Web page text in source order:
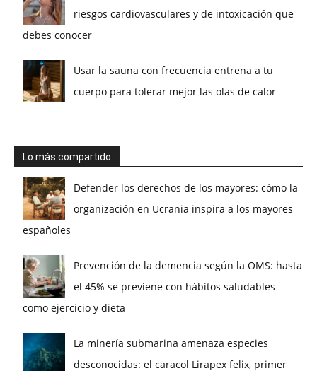
riesgos cardiovasculares y de intoxicación que
debes conocer
Usar la sauna con frecuencia entrena a tu
cuerpo para tolerar mejor las olas de calor
Lo más compartido
Defender los derechos de los mayores: cómo la
organización en Ucrania inspira a los mayores
españoles
Prevención de la demencia según la OMS: hasta
el 45% se previene con hábitos saludables
como ejercicio y dieta
La minería submarina amenaza especies
desconocidas: el caracol Lirapex felix, primer